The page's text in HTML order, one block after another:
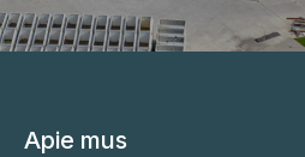
Apie mus